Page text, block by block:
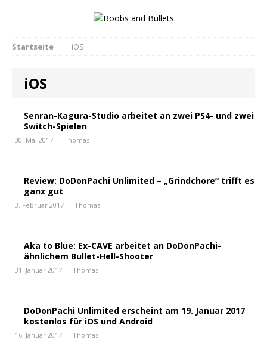
Startseite iOS
iOS
Senran-Kagura-Studio arbeitet an zwei PS4- und zwei
Switch-Spielen
30. Mai 2017 Thomas
Review: DoDonPachi Unlimited – „Grindchore“ trifft es
ganz gut
3. Februar 2017 Thomas
Aka to Blue: Ex-CAVE arbeitet an DoDonPachi-
ähnlichem Bullet-Hell-Shooter
31. Januar 2017 Thomas
DoDonPachi Unlimited erscheint am 19. Januar 2017
kostenlos für iOS und Android
16. Januar 2017 Thomas